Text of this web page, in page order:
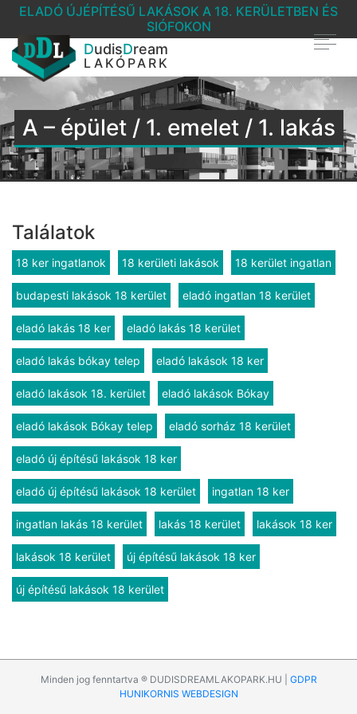
ELADÓ ÚJÉPÍTÉSŰ LAKÁSOK A 18. KERÜLETBEN ÉS
SIÓFOKON
DudisDream
LAKÓPARK
A – épület / 1. emelet / 1. lakás
Találatok
18 ker ingatlanok 18 kerületi lakások 18 kerület ingatlan
budapesti lakások 18 kerület eladó ingatlan 18 kerület
eladó lakás 18 ker eladó lakás 18 kerület
eladó lakás bókay telep eladó lakások 18 ker
eladó lakások 18. kerület eladó lakások Bókay
eladó lakások Bókay telep eladó sorház 18 kerület
eladó új építésű lakások 18 ker
eladó új építésű lakások 18 kerület ingatlan 18 ker
ingatlan lakás 18 kerület lakás 18 kerület lakások 18 ker
lakások 18 kerület új építésű lakások 18 ker
új építésű lakások 18 kerület
Minden jog fenntartva ® DUDISDREAMLAKOPARK.HU | GDPR
HUNIKORNIS WEBDESIGN